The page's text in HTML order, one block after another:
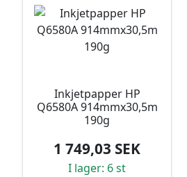
Inkjetpapper HP
Q6580A 914mmx30,5m
190g
1 749,03 SEK
I lager: 6 st